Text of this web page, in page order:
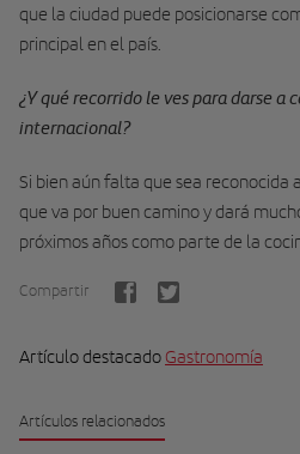
que la ciudad puede posicionarse
principal en el país.
¿Y qué recorrido le ves para darse a
internacional?
Si bien aún falta que sea reconocida
que va por buen camino y dará
próximos años como parte de la
Compartir
Artículo destacado Gastronomía
Artículos relacionados